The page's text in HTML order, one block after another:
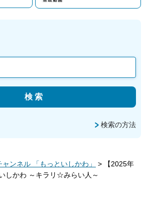
検索の方法
ンネル 「もっといしかわ」
> 【2025年
しかわ ～キラリ☆みらい人～